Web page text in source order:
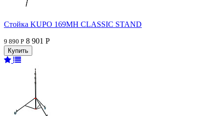
Стойка KUPO 169MH CLASSIC STAND
9 890 Р 8 901 Р